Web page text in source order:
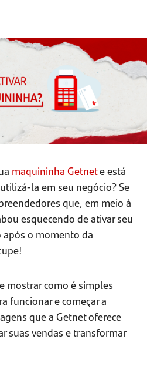
maquininha Getnete está
la em seu negócio? Se
que, em meio à
esquecendo de ativar seu
o momento da
mostrar como é simples
funcionar e começar a
que a Getnet oferece
suas vendas e transformar